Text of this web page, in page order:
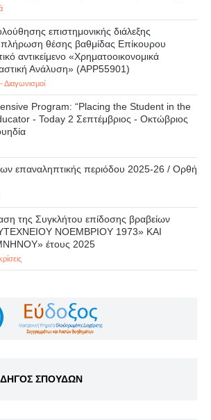
επιστημονικής διάλεξης
θέσης βαθμίδας Επίκουρου
αντικείμενο «Χρηματοοικονομικά
Ανάλυση» (APP55901)
Διαγωνισμοί
Program: “Placing the Student in the
- Today 2 Σεπτέμβριος - Οκτώβριος
επαναληπτικής περιόδου 2025-26 / Ορθή
της Συγκλήτου επίδοσης βραβείων
ΝΟΕΜΒΡΙΟΥ 1973» ΚΑΙ
έτους 2025
ΣΠΟΥΔΩΝ